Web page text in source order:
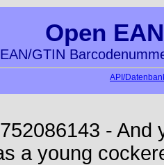
Open
EAN/GTIN
API/
-
a young